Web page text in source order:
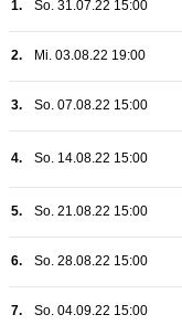
1. So. 31.07.22 15:00
2. Mi. 03.08.22 19:00
3. So. 07.08.22 15:00
4. So. 14.08.22 15:00
5. So. 21.08.22 15:00
6. So. 28.08.22 15:00
7. So. 04.09.22 15:00